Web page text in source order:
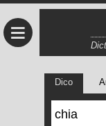
≡
Dico